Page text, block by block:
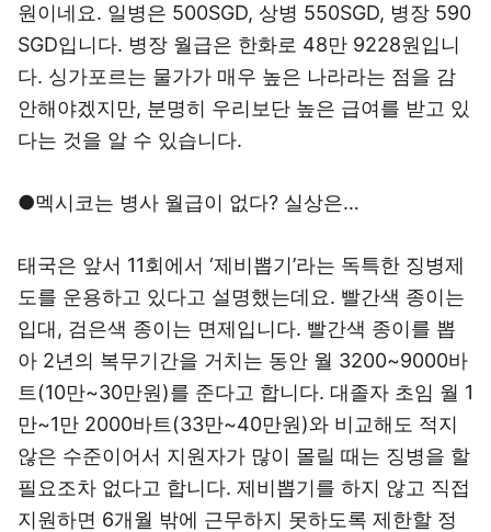
원이네요. 일병은 500SGD, 상병 550SGD, 병장 590
SGD입니다. 병장 월급은 한화로 48만 9228원입니
다. 싱가포르는 물가가 매우 높은 나라라는 점을 감
안해야겠지만, 분명히 우리보단 높은 급여를 받고 있
다는 것을 알 수 있습니다.
●멕시코는 병사 월급이 없다? 실상은…
태국은 앞서 11회에서 ‘제비뽑기’라는 독특한 징병제
도를 운용하고 있다고 설명했는데요. 빨간색 종이는
입대, 검은색 종이는 면제입니다. 빨간색 종이를 뽑
아 2년의 복무기간을 거치는 동안 월 3200~9000바
트(10만~30만원)를 준다고 합니다. 대졸자 초임 월 1
만~1만 2000바트(33만~40만원)와 비교해도 적지
않은 수준이어서 지원자가 많이 몰릴 때는 징병을 할
필요조차 없다고 합니다. 제비뽑기를 하지 않고 직접
지원하면 6개월 밖에 근무하지 못하도록 제한할 정